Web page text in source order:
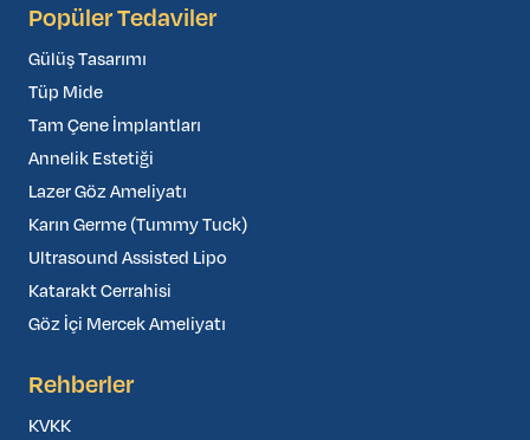
Popüler Tedaviler
Gülüş Tasarımı
Tüp Mide
Tam Çene İmplantları
Annelik Estetiği
Lazer Göz Ameliyatı
Karın Germe (Tummy Tuck)
Ultrasound Assisted Lipo
Katarakt Cerrahisi
Göz İçi Mercek Ameliyatı
Rehberler
KVKK